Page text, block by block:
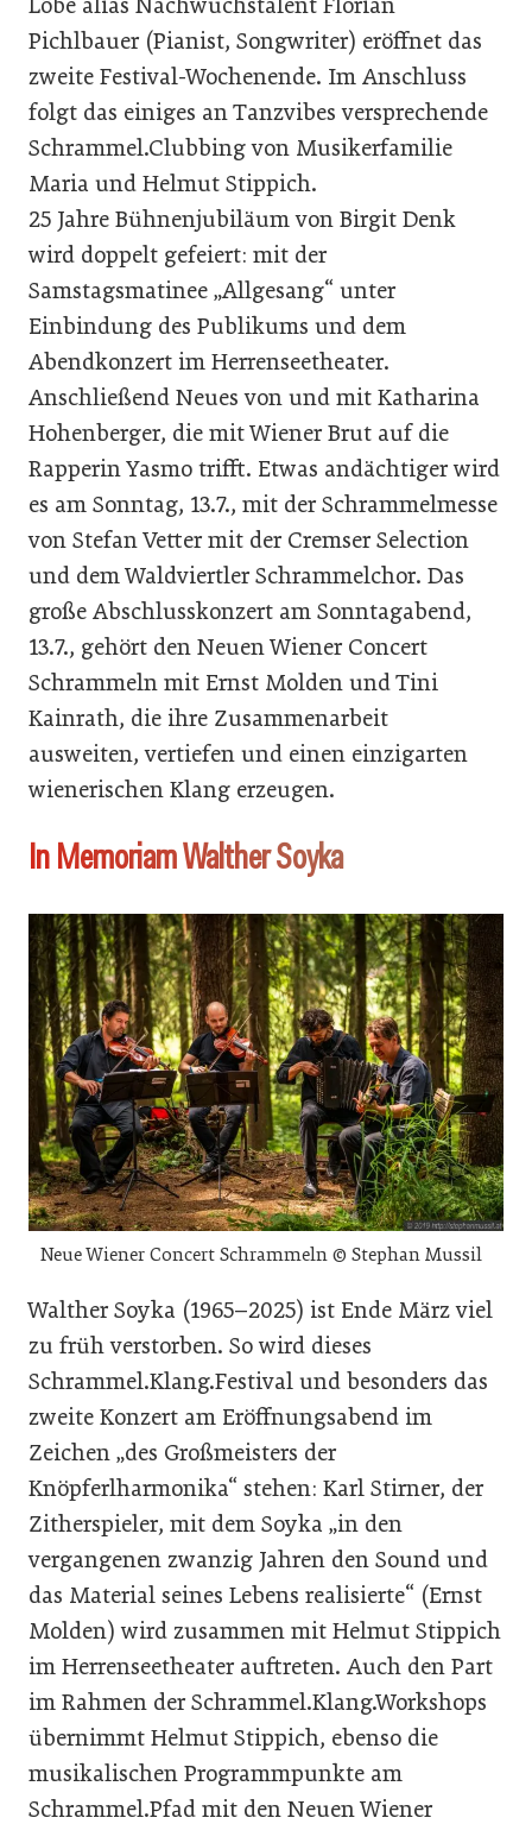
Pichlbauer (Pianist, Songwriter) eröffnet das
zweite Festival-Wochenende. Im Anschluss
folgt das einiges an Tanzvibes versprechende
Schrammel.Clubbing von Musikerfamilie
Maria und Helmut Stippich.
25 Jahre Bühnenjubiläum von Birgit Denk
wird doppelt gefeiert: mit der
Samstagsmatinee „Allgesang“ unter
Einbindung des Publikums und dem
Abendkonzert im Herrenseetheater.
Anschließend Neues von und mit Katharina
Hohenberger, die mit Wiener Brut auf die
Rapperin Yasmo trifft. Etwas andächtiger wird
es am Sonntag, 13.7., mit der Schrammelmesse
von Stefan Vetter mit der Cremser Selection
und dem Waldviertler Schrammelchor. Das
große Abschlusskonzert am Sonntagabend,
13.7., gehört den Neuen Wiener Concert
Schrammeln mit Ernst Molden und Tini
Kainrath, die ihre Zusammenarbeit
ausweiten, vertiefen und einen einzigarten
wienerischen Klang erzeugen.
In Memoriam Walther Soyka
Neue Wiener Concert Schrammeln © Stephan Mussil
Walther Soyka (1965–2025) ist Ende März viel
zu früh verstorben. So wird dieses
Schrammel.Klang.Festival und besonders das
zweite Konzert am Eröffnungsabend im
Zeichen „des Großmeisters der
Knöpferlharmonika“ stehen: Karl Stirner, der
Zitherspieler, mit dem Soyka „in den
vergangenen zwanzig Jahren den Sound und
das Material seines Lebens realisierte“ (Ernst
Molden) wird zusammen mit Helmut Stippich
im Herrenseetheater auftreten. Auch den Part
im Rahmen der Schrammel.Klang.Workshops
übernimmt Helmut Stippich, ebenso die
musikalischen Programmpunkte am
Schrammel.Pfad mit den Neuen Wiener